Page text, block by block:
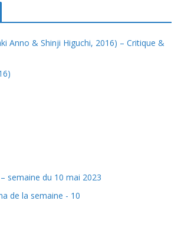
Anno & Shinji Higuchi, 2016) – Critique &
semaine du 10 mai 2023